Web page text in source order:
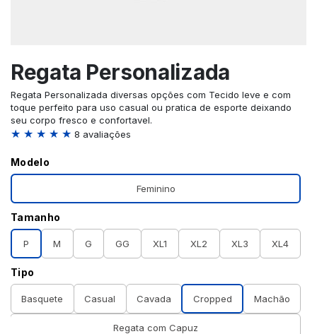
Regata Personalizada
Regata Personalizada diversas opções com Tecido leve e com
toque perfeito para uso casual ou pratica de esporte deixando
seu corpo fresco e confortavel.
★ ★ ★ ★ ★ 8 avaliações
Modelo
Feminino
Tamanho
P M G GG XL1 XL2 XL3 XL4
Tipo
Basquete Casual Cavada Cropped Machão
Regata com Capuz